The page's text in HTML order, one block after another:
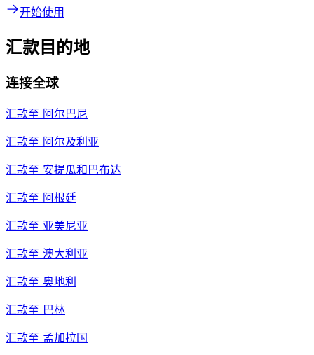
开始使用
汇款目的地
连接全球
汇款至 阿尔巴尼
汇款至 阿尔及利亚
汇款至 安提瓜和巴布达
汇款至 阿根廷
汇款至 亚美尼亚
汇款至 澳大利亚
汇款至 奥地利
汇款至 巴林
汇款至 孟加拉国